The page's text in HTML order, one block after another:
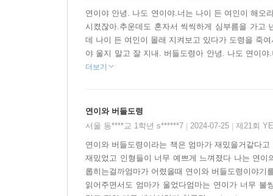
연이와 버들 도령, 나이 든 여인은 『팥죽 할머
연이의 얼굴은 닥종이로 만든 탓에 솜털이 보송
때로는 머리를 콩 쥐어박고 싶을 만큼 의뭉스
잡아내기가 쉽지 않다. 그럼에도 연이와 버들 도
연이와 나이 든 여인이 사는 마을 주변 풍경은
눈길을 오가는 장면들은 눈이 오는 날을 기다려
둘이 사는 집은 여러 작품에서 보여 주었듯 실제
반면 도령이 사는 동굴은 한지에 한국화 기법으
연이야 안녕. 나도 연이야.너는 나이 든 여인이 해오
시켰잖아.추운데도 혼자서 씩씩하게 심부름을 가고
데 나이 든 여인이 몰래 지켜보고 있다가 도령을 죽
야 울지 말고 잘 지내. 버들도령아 안녕. 나도 연이
더보기
연이와 버들도령
서울 동****교 1학년 s******7
2024-07-25 제21회
연이와 버들도령이라는 책은 엄마가 재밌을거같다
재밌었고 인형들이 너무 예쁘게 느껴졌다 나는 연
롭히는걸까엄마가 어렸을때 연이와 버들도령이야
읽어주면서도 엄마가 울었다엄마는 연이가 너무 불